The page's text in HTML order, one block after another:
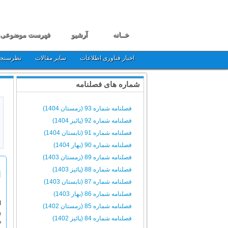
خــانه آرشیو فهرست موضوعی
اخبار فناوری اطلاعات سایر مقالات
شماره های فصلنامه
فصلنامه شماره 93 (زمستان 1404)
فصلنامه شماره 92 (پائیز 1404)
فصلنامه شماره 91 (تابستان 1404)
فصلنامه شماره 90 (بهار 1404)
فصلنامه شماره 89 (زمستان 1403)
فصلنامه شماره 88 (پائیز 1403)
فصلنامه شماره 87 (تابستان 1403)
فصلنامه شماره 86 (بهار 1403)
فصلنامه شماره 85 (زمستان 1402)
فصلنامه شماره 84 (پائیز 1402)